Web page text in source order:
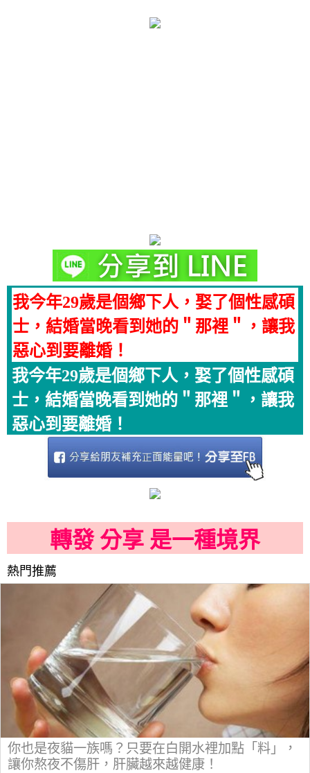
我今年29歲是個鄉下人，娶了個性感碩
士，結婚當晚看到她的＂那裡＂，讓我
惡心到要離婚！
我今年29歲是個鄉下人，娶了個性感碩
士，結婚當晚看到她的＂那裡＂，讓我
惡心到要離婚！
轉發 分享 是一種境界
熱門推薦
你也是夜貓一族嗎？只要在白開水裡加點「料」，
讓你熬夜不傷肝，肝臟越來越健康！